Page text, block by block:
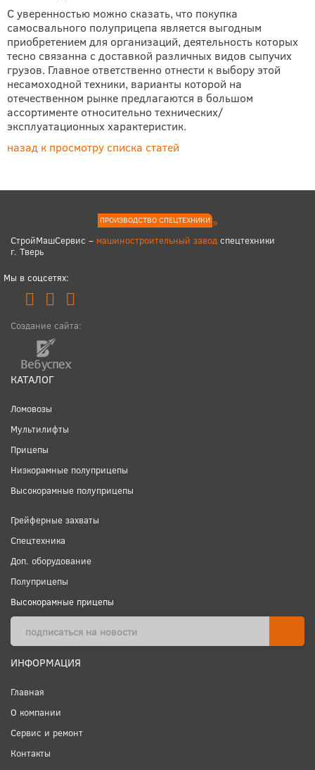
С уверенностью можно сказать, что покупка
самосвального полуприцепа является выгодным
приобретением для организаций, деятельность которых
тесно связанна с доставкой различных видов сыпучих
грузов. Главное ответственно отнести к выбору этой
несамоходной техники, варианты которой на
отечественном рынке предлагаются в большом
ассортименте относительно технических/
эксплуатационных характеристик.
назад к просмотру списка статей
ПРОИЗВОДСТВО СПЕЦТЕХНИКИ
СтройМашСервис – машиностроительный завод спецтехники
г. Тверь
Мы в соцсетях:
Создание сайта:
КАТАЛОГ
Ломовозы
Мультилифты
Прицепы
Низкорамные полуприцепы
Высокорамные полуприцепы
Грейферные захваты
Спецтехника
Доп. оборудование
Полуприцепы
Высокорамные прицепы
ИНФОРМАЦИЯ
Главная
О компании
Сервис и ремонт
Контакты